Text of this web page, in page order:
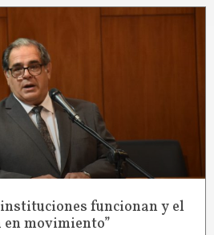
funcionan y el
en movimiento”